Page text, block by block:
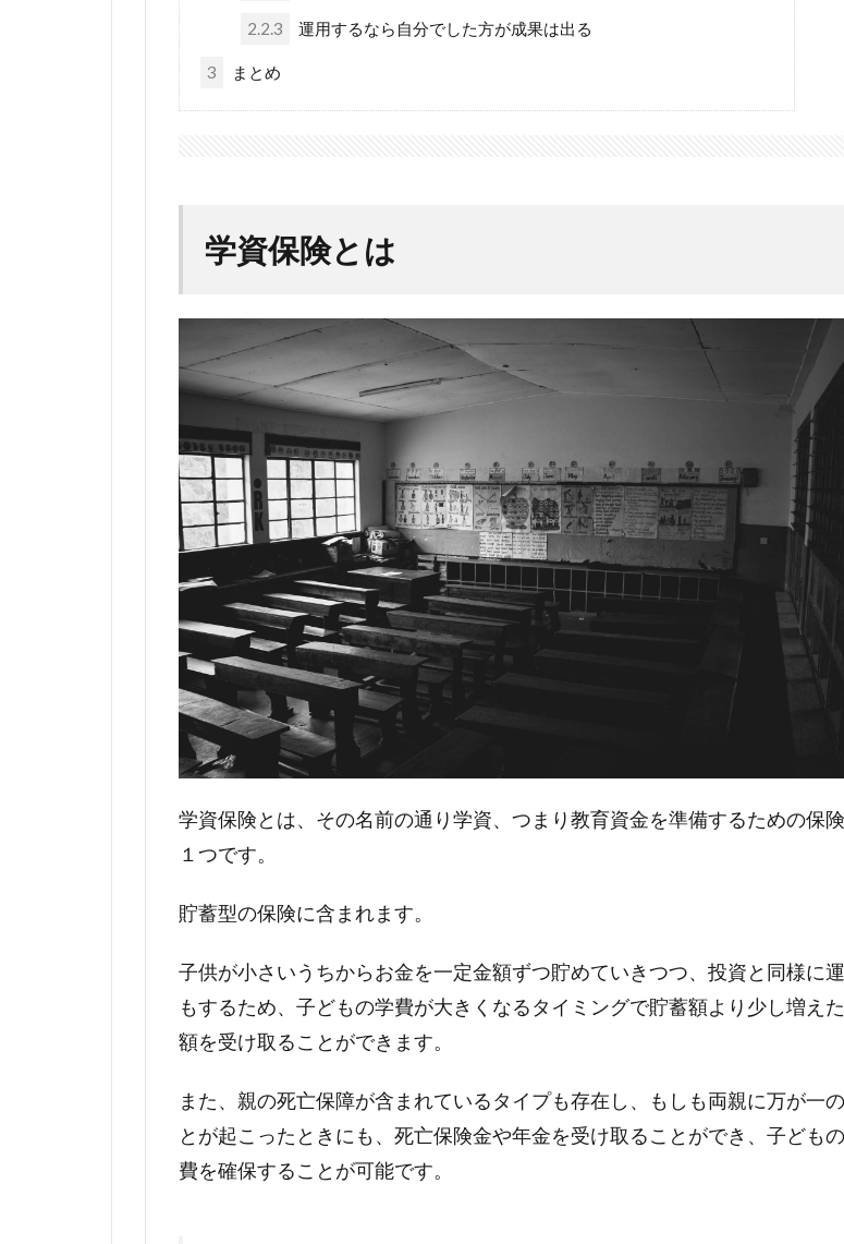
2.2.3 運用するなら自分でした方が成果は出る
3 まとめ
学資保険とは
学資保険とは、その名前の通り学資、つまり教育資金を準備するための保
１つです。
貯蓄型の保険に含まれます。
子供が小さいうちからお金を一定金額ずつ貯めていきつつ、投資と同様に
もするため、子どもの学費が大きくなるタイミングで貯蓄額より少し増え
額を受け取ることができます。
また、親の死亡保障が含まれているタイプも存在し、もしも両親に万が一の
とが起こったときにも、死亡保険金や年金を受け取ることができ、子ども
費を確保することが可能です。